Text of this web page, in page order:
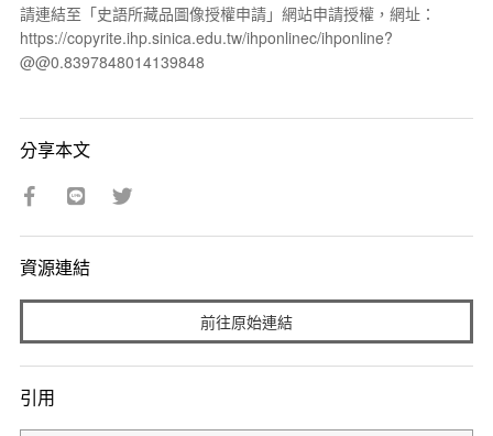
請連結至「史語所藏品圖像授權申請」網站申請授權，網址：
https://copyrite.ihp.sinica.edu.tw/ihponlinec/ihponline?
@@0.8397848014139848
分享本文
資源連結
前往原始連結
引用